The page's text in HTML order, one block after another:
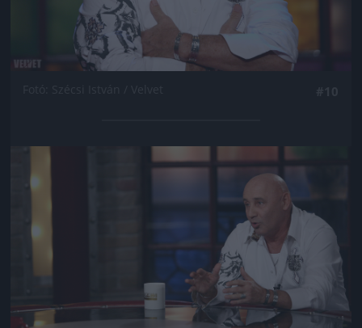
Jön még kép!